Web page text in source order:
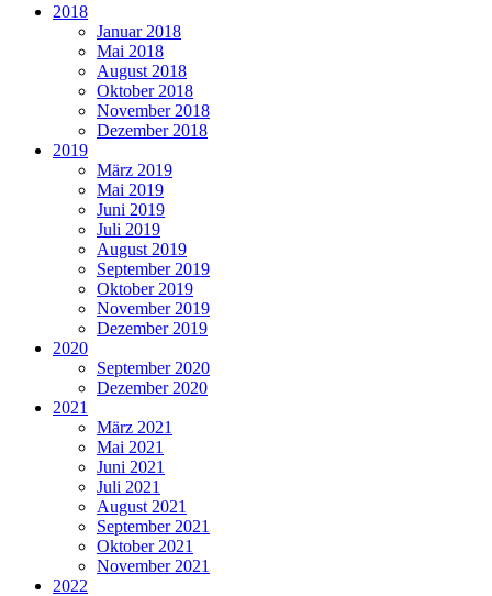
2018
Januar 2018
Mai 2018
August 2018
Oktober 2018
November 2018
Dezember 2018
2019
März 2019
Mai 2019
Juni 2019
Juli 2019
August 2019
September 2019
Oktober 2019
November 2019
Dezember 2019
2020
September 2020
Dezember 2020
2021
März 2021
Mai 2021
Juni 2021
Juli 2021
August 2021
September 2021
Oktober 2021
November 2021
2022